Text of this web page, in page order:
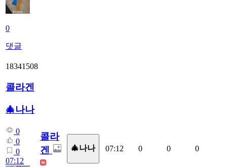
0
댓글
18341508
콜라겐
🎄나나
0
0
0
07:12
콜라
겐
🎄나나 07:12 0 0 0